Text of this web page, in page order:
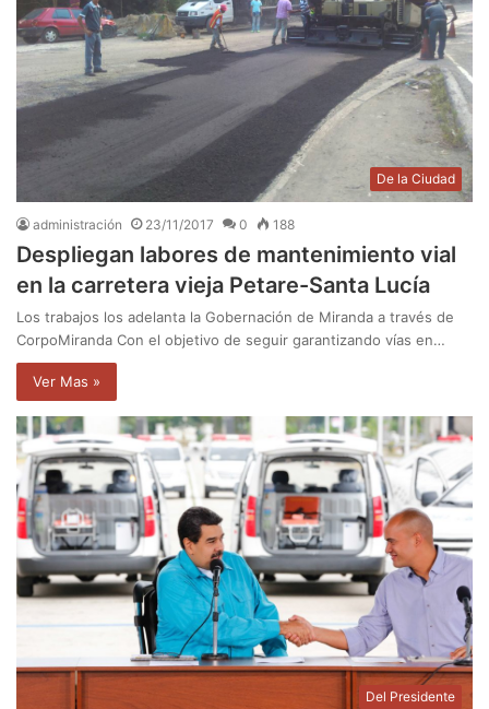
De la Ciudad
administración 23/11/2017 0 188
Despliegan labores de mantenimiento vial
en la carretera vieja Petare-Santa Lucía
Los trabajos los adelanta la Gobernación de Miranda a través de
CorpoMiranda Con el objetivo de seguir garantizando vías en…
Ver Mas »
Del Presidente